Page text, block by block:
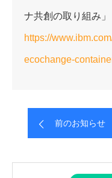
ナ共創の取り組み」
https://
ecochange-
前のお知らせ